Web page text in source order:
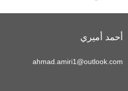
أحمد أميري
ahmad.amiri1@outlook.com